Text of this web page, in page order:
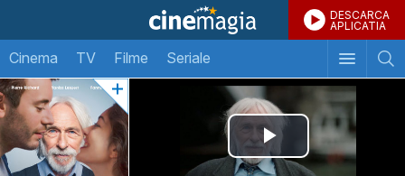
DESCARCA
APLICATIA
Cinema TV Filme Seriale